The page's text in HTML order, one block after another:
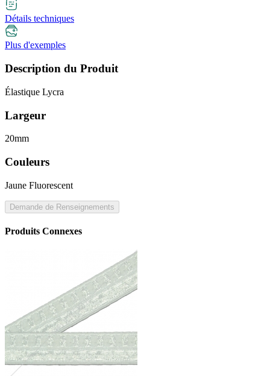
Détails techniques
Plus d'exemples
Description du Produit
Élastique Lycra
Largeur
20mm
Couleurs
Jaune Fluorescent
Demande de Renseignements
Produits Connexes